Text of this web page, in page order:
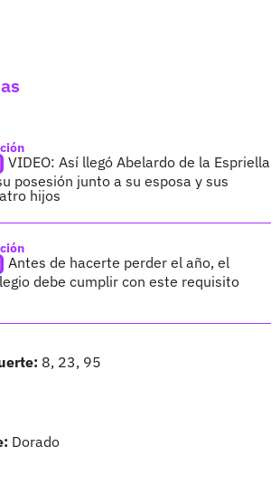
VIDEO: Así llegó Abelardo de la Espriella
posesión junto a su esposa y sus
hijos
Antes de hacerte perder el año, el
debe cumplir con este requisito
8, 23, 95
Dorado